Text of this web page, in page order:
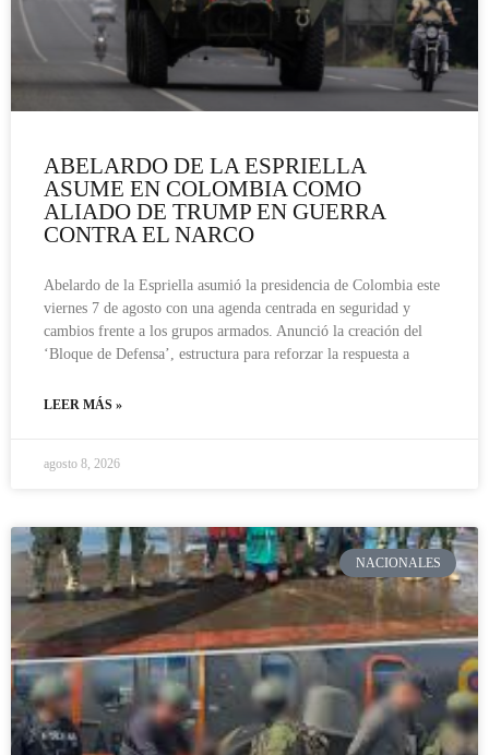
ABELARDO DE LA ESPRIELLA
ASUME EN COLOMBIA COMO
ALIADO DE TRUMP EN GUERRA
CONTRA EL NARCO
Abelardo de la Espriella asumió la presidencia de Colombia este
viernes 7 de agosto con una agenda centrada en seguridad y
cambios frente a los grupos armados. Anunció la creación del
‘Bloque de Defensa’, estructura para reforzar la respuesta a
LEER MÁS »
agosto 8, 2026
NACIONALES